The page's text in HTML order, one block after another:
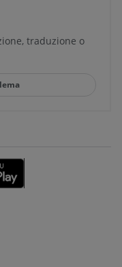
traduzione o